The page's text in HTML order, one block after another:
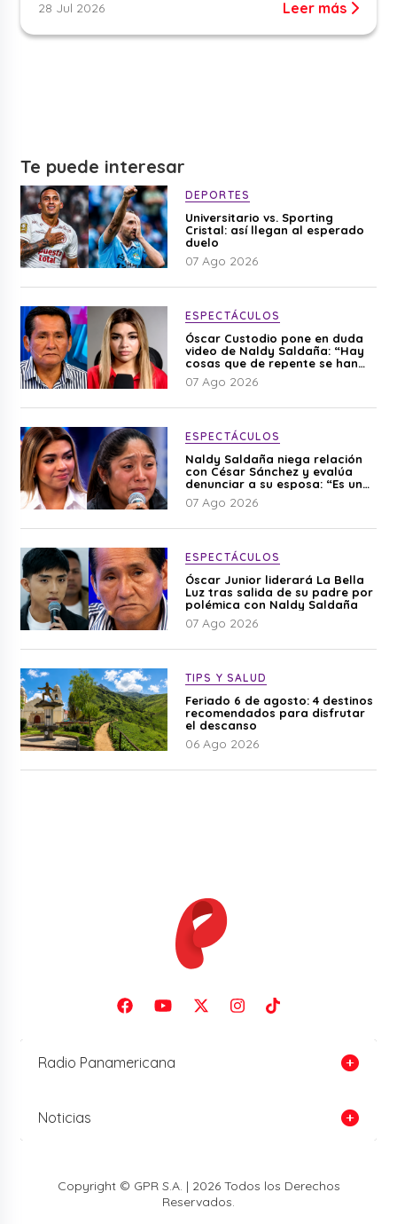
28 Jul 2026 Leer más
Te puede interesar
DEPORTES
Universitario vs. Sporting
Cristal: así llegan al esperado
duelo
07 Ago 2026
ESPECTÁCULOS
Óscar Custodio pone en duda
video de Naldy Saldaña: “Hay
cosas que de repente se han
editado”
07 Ago 2026
ESPECTÁCULOS
Naldy Saldaña niega relación
con César Sánchez y evalúa
denunciar a su esposa: “Es una
difamación”
07 Ago 2026
ESPECTÁCULOS
Óscar Junior liderará La Bella
Luz tras salida de su padre por
polémica con Naldy Saldaña
07 Ago 2026
TIPS Y SALUD
Feriado 6 de agosto: 4 destinos
recomendados para disfrutar
el descanso
06 Ago 2026
Radio Panamericana
Noticias
Copyright © GPR S.A. | 2026 Todos los Derechos
Reservados.